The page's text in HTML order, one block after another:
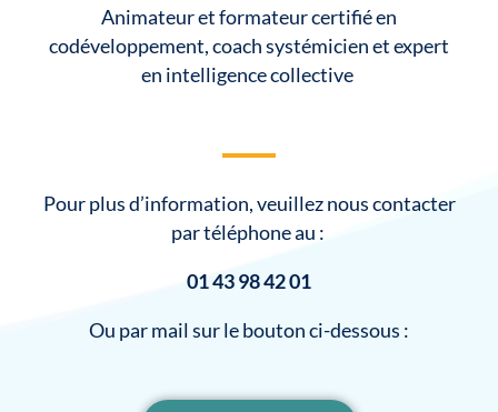
Animateur et formateur certifié en
codéveloppement, coach systémicien et expert
en intelligence collective
Pour plus d’information, veuillez nous contacter
par téléphone au :
01 43 98 42 01
Ou par mail sur le bouton ci-dessous :